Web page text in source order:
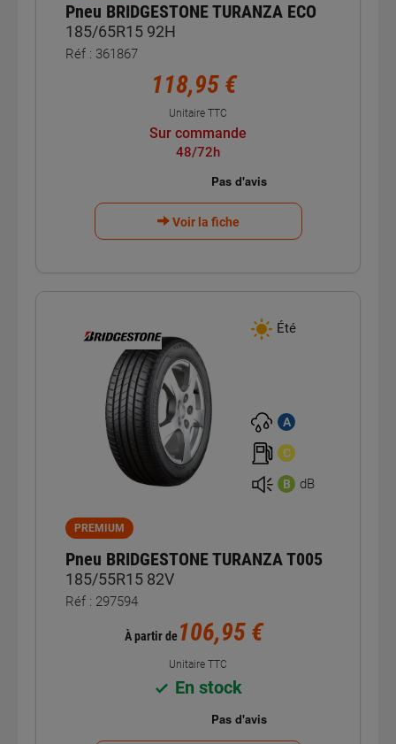
Pneu BRIDGESTONE TURANZA ECO
185/65R15 92H
Réf : 361867
118,95 €
Unitaire TTC
Sur commande
48/72h
Voir la fiche
Été
A
C
B dB
PREMIUM
Pneu BRIDGESTONE TURANZA T005
185/55R15 82V
Réf : 297594
À partir de106,95 €
Unitaire TTC
En stock